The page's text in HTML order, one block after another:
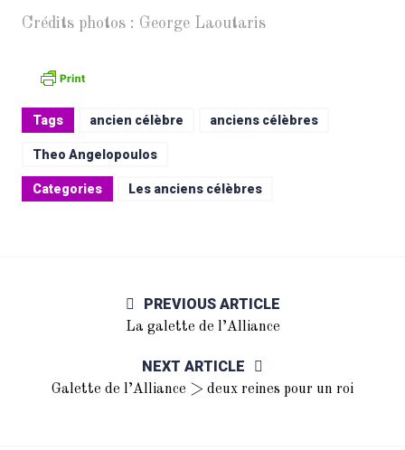
Crédits photos : George Laoutaris
Tags ancien célèbre anciens célèbres
Theo Angelopoulos
Categories Les anciens célèbres
PREVIOUS ARTICLE
La galette de l’Alliance
NEXT ARTICLE
Galette de l’Alliance > deux reines pour un roi